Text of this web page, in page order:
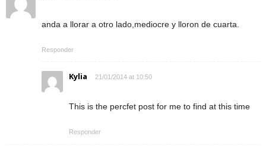
anda a llorar a otro lado,mediocre y lloron de cuarta.
Responder
Kylia 21/01/2014 at 10:50
This is the percfet post for me to find at this time
Responder